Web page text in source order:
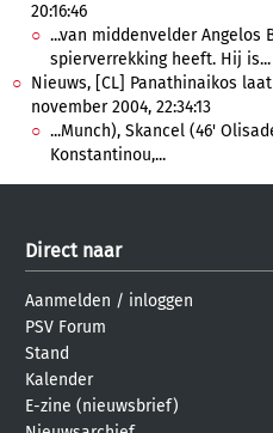
20:16:46
...van middenvelder Angelos
spierverrekking heeft. Hij is...
Nieuws, [CL] Panathinaikos
november 2004, 22:34:13
...Munch), Skancel (46'
Konstantinou,...
Direct naar
Aanmelden / inloggen
PSV Forum
Stand
Kalender
E-zine (nieuwsbrief)